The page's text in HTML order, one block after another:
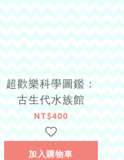
超歡樂科學圖鑑：
古生代水族館
NT$400
加入購物車